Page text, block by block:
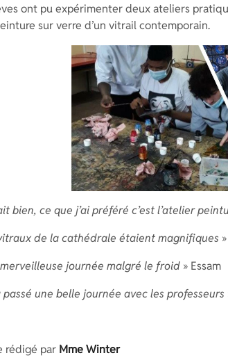
ont pu expérimenter deux ateliers
sur verre d’un vitrail contemporain.
bien, ce que j’ai préféré c’est l’atelier
de la cathédrale étaient magnifiques
journée malgré le froid » Essam
passé une belle journée avec les professeurs
rédigé par Mme Winter